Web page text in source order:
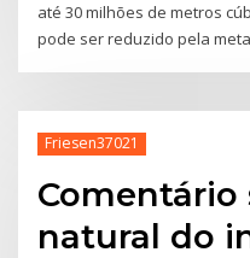
até 30 milhões de metros
pode ser reduzido pela
Friesen37021
Comentário
natural do